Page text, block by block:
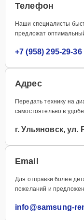
Телефон
Наши специалисты
предложат
+7 (958) 295-29-36
Адрес
Передать технику на
самостоятельно в
г. Ульяновск, ул.
Email
Для отправки более
пожеланий и
info@samsung-